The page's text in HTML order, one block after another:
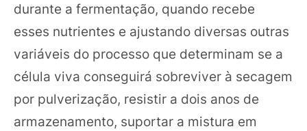
durante a fermentação, quando recebe
esses nutrientes e ajustando diversas outras
variáveis do processo que determinam se a
célula viva conseguirá sobreviver à secagem
por pulverização, resistir a dois anos de
armazenamento, suportar a mistura em